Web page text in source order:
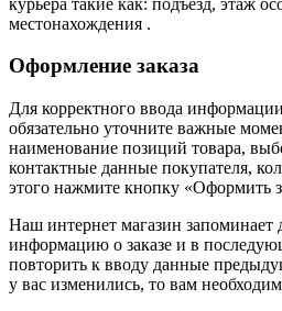
местонахождения .
Оформление заказа
Для корректного ввода
обязательно уточните важные
наименование позиций товара,
контактные данные покупателя,
этого нажмите кнопку «Оформить
Наш интернет магазин запоминает
информацию о заказе и в
повторить к вводу данные
у вас изменились, то вам